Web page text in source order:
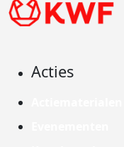
Acties